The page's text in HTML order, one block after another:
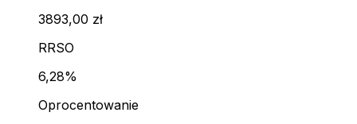
3893,00 zł
RRSO
6,28%
Oprocentowanie